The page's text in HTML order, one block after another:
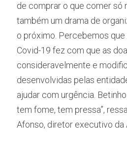
de comprar o que comer só
também um drama de
o próximo. Percebemos que
Covid-19 fez com que as
consideravelmente e
desenvolvidas pelas
ajudar com urgência.
tem fome, tem pressa”,
Afonso, diretor executivo da